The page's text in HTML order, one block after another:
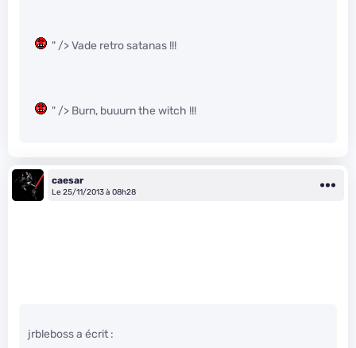
" /> Vade retro satanas !!!
" /> Burn, buuurn the witch !!!
caesar
Le 25/11/2013 à 08h28
jrbleboss a écrit :